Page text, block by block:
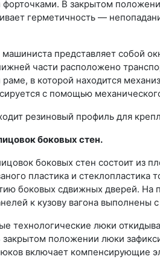
В закрытом
герметичность —
представляет собой
части расположено
в которой находится
с помощью
резиновый профиль для
боковых стен.
боковых стен состоит из
пластика и
боковых сдвижных дверей. На
к кузову вагона
технологические люки
положении люки
включает компенсирующие